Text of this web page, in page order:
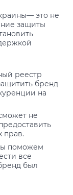
это не
защиты
реестр
бренд
на
не
прав.
поможем
все
был